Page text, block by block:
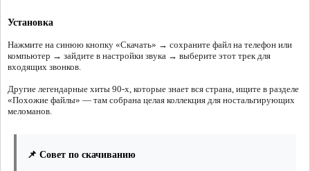
Установка
Нажмите на синюю кнопку «Скачать» → сохраните файл на телефон или
компьютер → зайдите в настройки звука → выберите этот трек для
входящих звонков.
Другие легендарные хиты 90-х, которые знает вся страна, ищите в разделе
«Похожие файлы» — там собрана целая коллекция для ностальгирующих
меломанов.
📌 Совет по скачиванию